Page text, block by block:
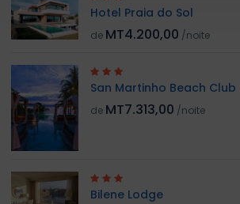
Hotel Praia do Sol
de MT4.200,00 /noite
San Martinho Beach Club
de MT7.313,00 /noite
Bilene Lodge